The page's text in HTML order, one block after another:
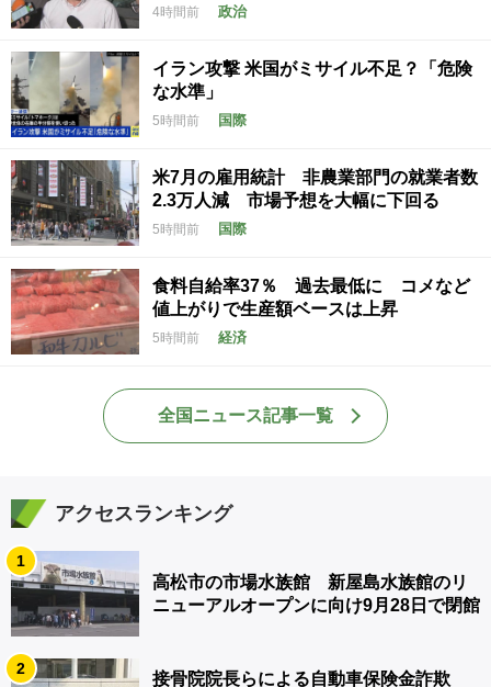
4時間前 政治
イラン攻撃 米国がミサイル不足？「危険
な水準」
5時間前 国際
米7月の雇用統計 非農業部門の就業者数
2.3万人減 市場予想を大幅に下回る
5時間前 国際
食料自給率37％ 過去最低に コメなど
値上がりで生産額ベースは上昇
5時間前 経済
全国ニュース記事一覧
アクセスランキング
1
高松市の市場水族館 新屋島水族館のリ
ニューアルオープンに向け9月28日で閉館
2
接骨院院長らによる自動車保険金詐欺